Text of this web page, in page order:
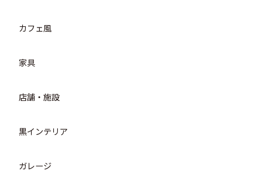
カフェ風
家具
店舗・施設
黒インテリア
ガレージ